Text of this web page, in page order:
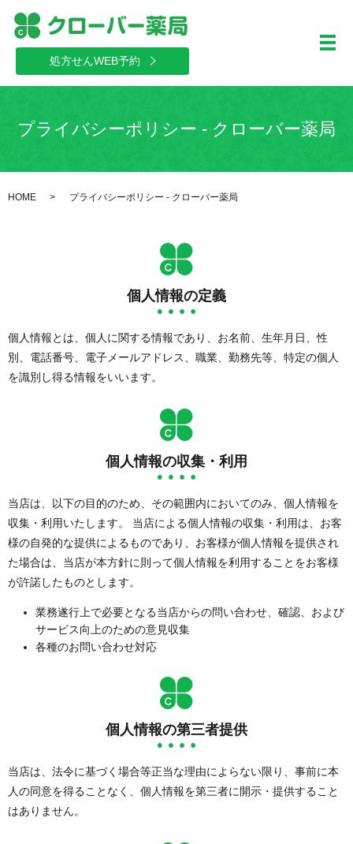
処方せんWEB予約
メ
プライバシーポリシー - クローバー薬局
HOME プライバシーポリシー - クローバー薬局
個人情報の定義
個人情報とは、個人に関する情報であり、お名前、生年月日、性
別、電話番号、電子メールアドレス、職業、勤務先等、特定の個人
を識別し得る情報をいいます。
個人情報の収集・利用
当店は、以下の目的のため、その範囲内においてのみ、個人情報を
収集・利用いたします。 当店による個人情報の収集・利用は、お客
様の自発的な提供によるものであり、お客様が個人情報を提供され
た場合は、当店が本方針に則って個人情報を利用することをお客様
が許諾したものとします。
業務遂行上で必要となる当店からの問い合わせ、確認、および
サービス向上のための意見収集
各種のお問い合わせ対応
個人情報の第三者提供
当店は、法令に基づく場合等正当な理由によらない限り、事前に本
人の同意を得ることなく、個人情報を第三者に開示・提供すること
はありません。